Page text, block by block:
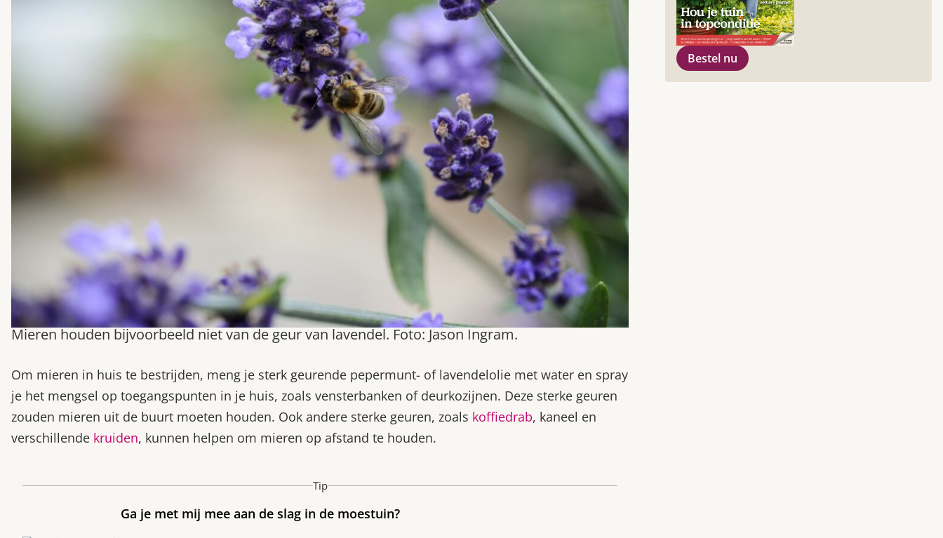
Mieren houden bijvoorbeeld niet van de geur van lavendel. Foto: Jason Ingram.
Om mieren in huis te bestrijden, meng je sterk geurende pepermunt- of lavendelolie met water en spray
je het mengsel op toegangspunten in je huis, zoals vensterbanken of deurkozijnen. Deze sterke geuren
zouden mieren uit de buurt moeten houden. Ook andere sterke geuren, zoals koffiedrab, kaneel en
verschillende kruiden, kunnen helpen om mieren op afstand te houden.
Tip
Ga je met mij mee aan de slag in de moestuin?
Bestel nu